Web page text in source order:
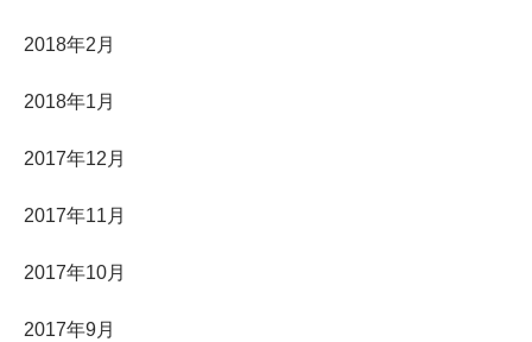
2018年2月
2018年1月
2017年12月
2017年11月
2017年10月
2017年9月